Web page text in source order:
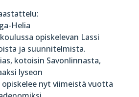
Helia
opiskelevan Lassi
ja suunnitelmista.
kotoisin Savonlinnasta,
lyseon
nyt viimeistä vuotta